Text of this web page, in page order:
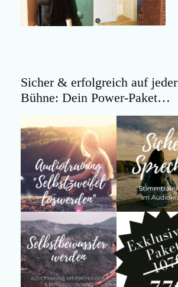
Sicher & erfolgreich auf jeder
Bühne: Dein Power-Paket…